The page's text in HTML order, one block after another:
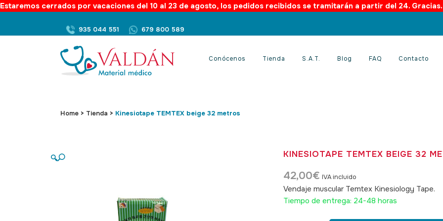
Estaremos cerrados por vacaciones del 10 al 23 de agosto, los pedidos recibidos se tramitarán a partir del 24. Gracias.
935 044 551 679 800 589
Conócenos Tienda S.A.T. Blog FAQ Contacto
Home > Tienda > Kinesiotape TEMTEX beige 32 metros
🔍 KINESIOTAPE TEMTEX BEIGE 32
42,00€ IVA incluido
Vendaje muscular Temtex Kinesiology Tape.
Tiempo de entrega: 24-48 horas